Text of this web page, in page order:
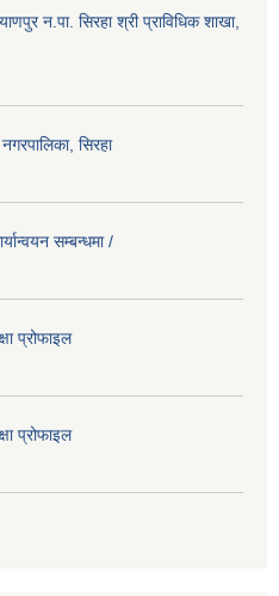
न.पा. सिरहा श्री प्राविधिक शाखा,
सिरहा
सम्बन्धमा /
प्रोफाइल
प्रोफाइल